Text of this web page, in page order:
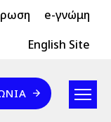
e-γνώμη
English Site